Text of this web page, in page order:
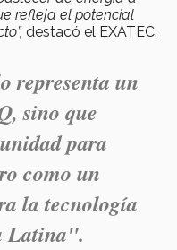
refleja el potencial
destacó el EXATEC.
representa un
sino que
para
como un
la tecnología
Latina".